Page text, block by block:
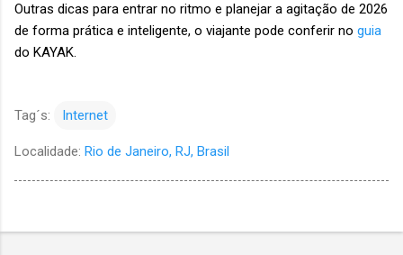
Outras dicas para entrar no ritmo e planejar a agitação de 2026
de forma prática e inteligente, o viajante pode conferir no guia
do KAYAK.
Tag´s: Internet
Localidade: Rio de Janeiro, RJ, Brasil